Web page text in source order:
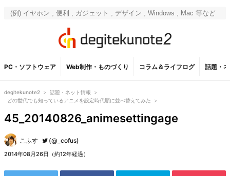
PC・ソフトウェア Web制作・ものづくり コラム＆ライフログ 話題・
degitekunote2 > 話題・ネット情報
>
どの世代でも知っているアニメを設定時代順に並べ替えてみた
>
45_20140826_animesettingage
こふす (@_cofus)
2014年08月26日（約12年経過）